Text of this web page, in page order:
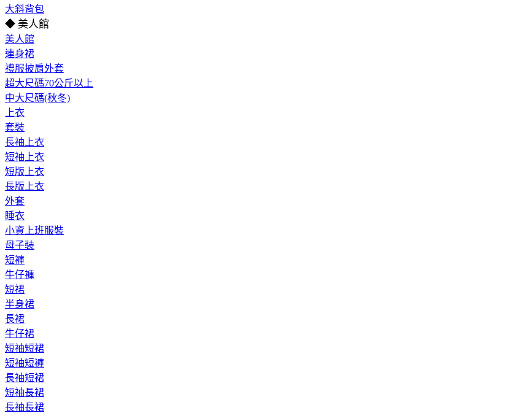
大斜背包
◆ 美人館
美人館
連身裙
禮服披肩外套
超大尺碼70公斤以上
中大尺碼(秋冬)
上衣
套裝
長袖上衣
短袖上衣
短版上衣
長版上衣
外套
睡衣
小資上班服裝
母子裝
短褲
牛仔褲
短裙
半身裙
長裙
牛仔裙
短袖短裙
短袖短褲
長袖短裙
短袖長裙
長袖長裙